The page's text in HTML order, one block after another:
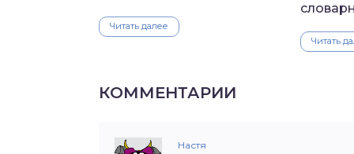
Читать далее
Читать
КОММЕНТАРИИ
Настя